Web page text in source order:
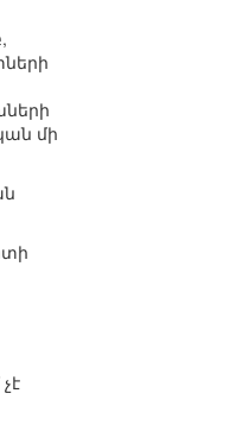
մի